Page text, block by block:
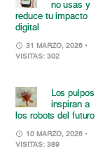
no usas y
reduce tu impacto
digital
31 MARZO, 2026 •
VISITAS: 302
Los pulpos
inspiran a
los robots del futuro
10 MARZO, 2026 •
VISITAS: 389